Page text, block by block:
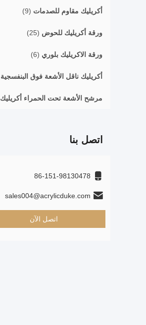
أكريليك مقاوم للصدمات (9)
ورقة أكريليك للحوض (25)
ورقة الاكريليك بلوري (6)
أكريليك ناقل الأشعة فوق البنفسجية
مرشح الأشعة تحت الحمراء أكريليك
اتصل بنا
86-151-98130478
sales004@acrylicduke.com
اتصل الآن